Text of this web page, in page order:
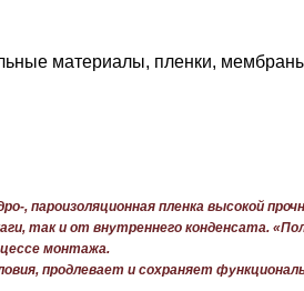
материалы, пленки,
, пароизоляционная пленка высокой
так и от внутреннего конденсата.
монтажа.
продлевает и сохраняет